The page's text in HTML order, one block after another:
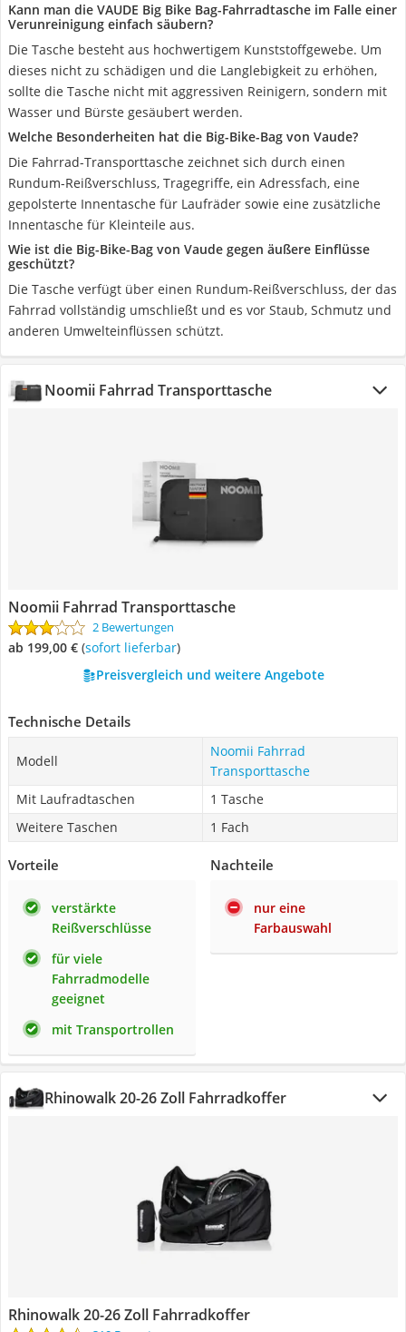
Kann man die VAUDE Big Bike Bag-Fahrradtasche im Falle einer
Verunreinigung einfach säubern?
Die Tasche besteht aus hochwertigem Kunststoffgewebe. Um
dieses nicht zu schädigen und die Langlebigkeit zu erhöhen,
sollte die Tasche nicht mit aggressiven Reinigern, sondern mit
Wasser und Bürste gesäubert werden.
Welche Besonderheiten hat die Big-Bike-Bag von Vaude?
Die Fahrrad-Transporttasche zeichnet sich durch einen
Rundum-Reißverschluss, Tragegriffe, ein Adressfach, eine
gepolsterte Innentasche für Laufräder sowie eine zusätzliche
Innentasche für Kleinteile aus.
Wie ist die Big-Bike-Bag von Vaude gegen äußere Einflüsse
geschützt?
Die Tasche verfügt über einen Rundum-Reißverschluss, der das
Fahrrad vollständig umschließt und es vor Staub, Schmutz und
anderen Umwelteinflüssen schützt.
Noomii Fahrrad Transporttasche
Noomii Fahrrad Transporttasche
2 Bewertungen
ab 199,00 € ( Sofort lieferbar)
Preisvergleich und weitere Angebote
Technische Details
Modell
Noomii Fahrrad
Transporttasche
Mit Laufradtaschen
1 Tasche
Weitere Taschen
1 Fach
Vorteile
verstärkte
Reißverschlüsse
für viele
Fahrradmodelle
geeignet
mit Transportrollen
Nachteile
nur eine
Farbauswahl
Rhinowalk 20-26 Zoll Fahrradkoffer
Rhinowalk 20-26 Zoll Fahrradkoffer